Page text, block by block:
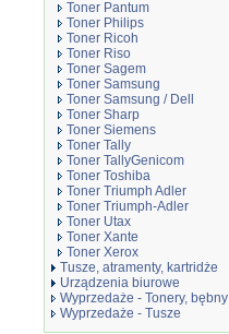
Toner Pantum
Toner Philips
Toner Ricoh
Toner Riso
Toner Sagem
Toner Samsung
Toner Samsung / Dell
Toner Sharp
Toner Siemens
Toner Tally
Toner TallyGenicom
Toner Toshiba
Toner Triumph Adler
Toner Triumph-Adler
Toner Utax
Toner Xante
Toner Xerox
Tusze, atramenty, kartridże
Urządzenia biurowe
Wyprzedaże - Tonery, bębny
Wyprzedaże - Tusze